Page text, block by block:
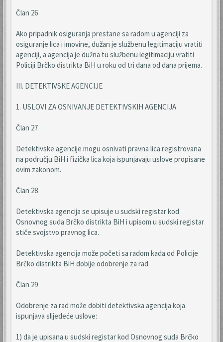
Član 26
Ako pripadnik osiguranja prestane sa radom u agenciji za
osiguranje lica i imovine, dužan je službenu legitimaciju vratiti
agenciji, a agencija je dužna tu službenu legitimaciju vratiti
Policiji Brčko distrikta BiH u roku od tri dana od dana prijema.
III. DETEKTIVSKE AGENCIJE
1. USLOVI ZA OSNIVANJE DETEKTIVSKIH AGENCIJA
Član 27
Detektivske agencije mogu osnivati pravna lica registrovana
na području BiH i fizička lica koja ispunjavaju uslove propisane
ovim zakonom.
Član 28
Detektivska agencija se upisuje u sudski registar kod
Osnovnog suda Brčko distrikta BiH i upisom u sudski registar
stiče svojstvo pravnog lica.
Detektivska agencija može početi sa radom kada od Policije
Brčko distrikta BiH dobije odobrenje za rad.
Član 29
Odobrenje za rad može dobiti detektivska agencija koja
ispunjava slijedeće uslove:
1) da je upisana u sudski registar kod Osnovnog suda Brčko